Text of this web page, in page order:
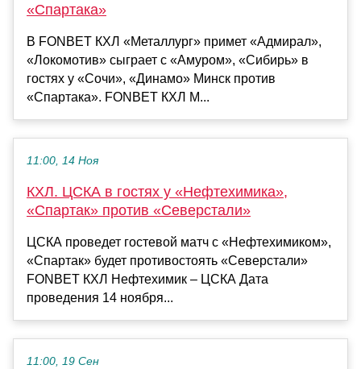
«Спартака»
В FONBET КХЛ «Металлург» примет «Адмирал»,
«Локомотив» сыграет с «Амуром», «Сибирь» в
гостях у «Сочи», «Динамо» Минск против
«Спартака». FONBET КХЛ М...
11:00, 14 Ноя
КХЛ. ЦСКА в гостях у «Нефтехимика»,
«Спартак» против «Северстали»
ЦСКА проведет гостевой матч с «Нефтехимиком»,
«Спартак» будет противостоять «Северстали»
FONBET КХЛ Нефтехимик – ЦСКА Дата
проведения 14 ноября...
11:00, 19 Сен